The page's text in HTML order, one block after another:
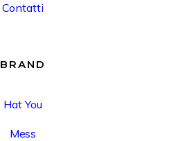
Contatti
BRAND
Hat You
Mess